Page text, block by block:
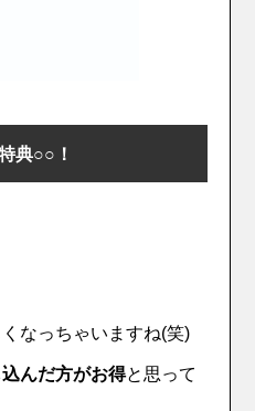
典○○！
なっちゃいますね(笑)
んだ方がお得と思って